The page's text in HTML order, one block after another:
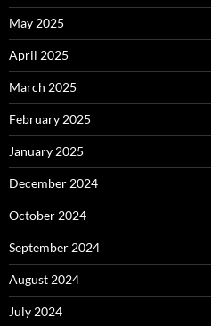
May 2025
April 2025
March 2025
February 2025
January 2025
December 2024
October 2024
September 2024
August 2024
July 2024